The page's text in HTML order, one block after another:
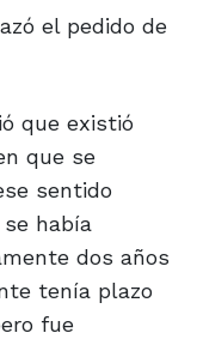
el pedido de
que existió
que se
sentido
había
dos años
tenía plazo
fue